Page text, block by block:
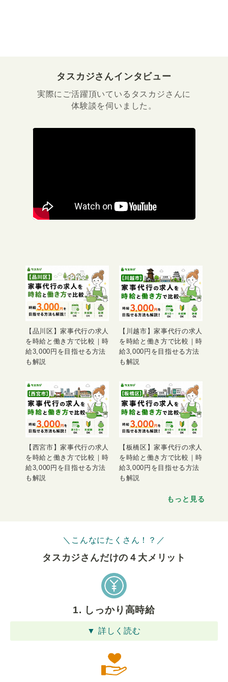
タスカジさんインタビュー
実際にご活躍頂いているタスカジさんに
体験談を伺いました。
【品川区】家事代行の求人
を時給と働き方で比較｜時
給3,000円を目指せる方法
も解説
【川越市】家事代行の求人
を時給と働き方で比較｜時
給3,000円を目指せる方法
も解説
【西宮市】家事代行の求人
を時給と働き方で比較｜時
給3,000円を目指せる方法
も解説
【板橋区】家事代行の求人
を時給と働き方で比較｜時
給3,000円を目指せる方法
も解説
もっと見る
＼こんなにたくさん！？／
タスカジさんだけの４⼤メリット
1. しっかり高時給
▼ 詳しく読む